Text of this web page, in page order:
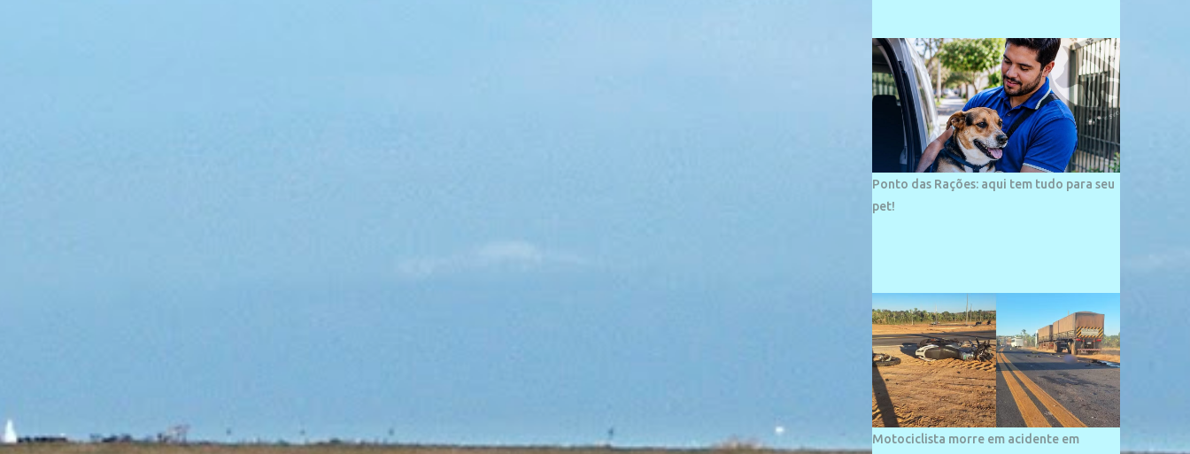
vizinhos. O bairro onde se localiza a praia é
palco de amplos investimentos e projetos
grandiosos como hotéis, pousadas e
residências de veraneio de grande porte. O
maior empreendimento fixado nessa área é
o SESC Praia, inaugurado em 12 de julho de
1996. Com arquitetura moderna,...
Ponto das Rações: aqui tem tudo para seu
pet!
Motociclista morre em acidente em